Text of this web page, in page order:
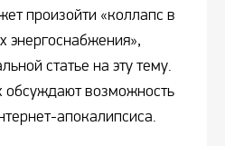
произойти «коллапс в
энергоснабжения»,
статье на эту тему.
обсуждают возможность
апокалипсиса.